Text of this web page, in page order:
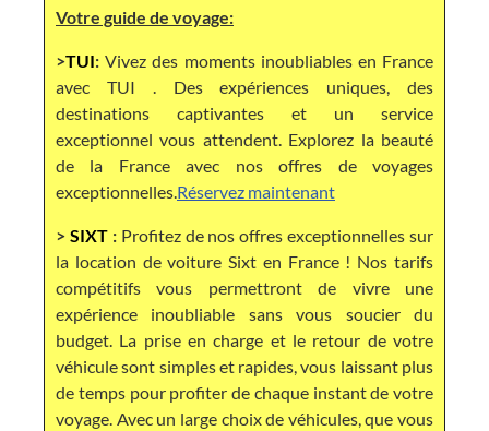
Votre guide de voyage:
>TUI: Vivez des moments inoubliables en France
avec TUI . Des expériences uniques, des
destinations captivantes et un service
exceptionnel vous attendent. Explorez la beauté
de la France avec nos offres de voyages
exceptionnelles.Réservez maintenant
> SIXT:Profitez de nos offres exceptionnelles sur
la location de voiture Sixt en France ! Nos tarifs
compétitifs vous permettront de vivre une
expérience inoubliable sans vous soucier du
budget. La prise en charge et le retour de votre
véhicule sont simples et rapides, vous laissant plus
de temps pour profiter de chaque instant de votre
voyage. Avec un large choix de véhicules, que vous